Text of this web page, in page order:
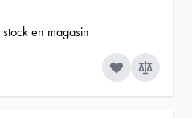
en magasin